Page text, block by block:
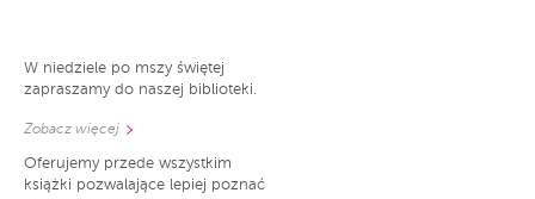
W niedziele po mszy świętej
zapraszamy do naszej biblioteki.
Zobacz więcej
Oferujemy przede wszystkim
książki pozwalające lepiej poznać